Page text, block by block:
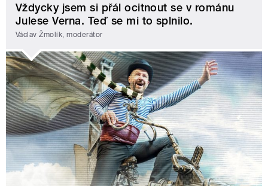
Vždycky jsem si přál ocitnout se v románu
Julese Verna. Teď se mi to splnilo.
Václav Žmolík, moderátor